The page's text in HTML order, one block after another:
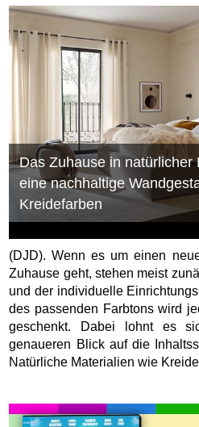
Das Zuhause in natürlicher
eine nachhaltige
Kreidefarben
(DJD). Wenn es um einen
Zuhause geht, stehen meist
und der individuelle
des passenden Farbtons wird
geschenkt. Dabei lohnt es
genaueren Blick auf die
Natürliche Materialien wie